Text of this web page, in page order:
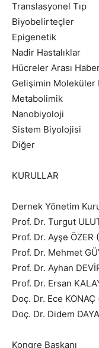
Translasyonel Tıp
Biyobelirteçler
Epigenetik
Nadir Hastalıklar
Hücreler Arası
Gelişimin Moleküler
Metabolimik
Nanobiyoloji
Sistem Biyolojisi
Diğer
KURULLAR
Dernek Yönetim
Prof. Dr. Turgut
Prof. Dr. Ayşe ÖZER
Prof. Dr. Mehmet
Prof. Dr. Ayhan
Prof. Dr. Ersan
Doç. Dr. Ece KONAÇ
Doç. Dr. Didem
Kongre Başkanı